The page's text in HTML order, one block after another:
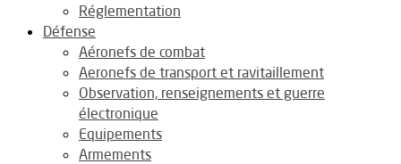
Réglementation
Défense
Aéronefs de combat
Aeronefs de transport et ravitaillement
Observation, renseignements et guerre
électronique
Equipements
Armements